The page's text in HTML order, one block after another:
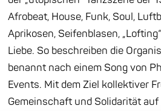
Afrobeat, House, Funk, Soul,
Aprikosen, Seifenblasen,
Liebe. So beschreiben die
benannt nach einem Song von
Events. Mit dem Ziel kollektiver
Gemeinschaft und Solidarität auf